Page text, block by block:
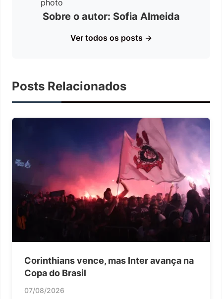
Sobre o autor: Sofia Almeida
Ver todos os posts →
Posts Relacionados
Corinthians vence, mas Inter avança na
Copa do Brasil
07/08/2026